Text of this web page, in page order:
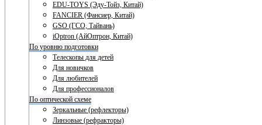
EDU-TOYS (Эду-Тойз, Китай)
FANCIER (Фансиер, Китай)
GSO (ГСО, Тайвань)
iOptron (АйОптрон, Китай)
По уровню подготовки
Телескопы для детей
Для новичков
Для любителей
Для профессионалов
По оптической схеме
Зеркальные (рефлекторы)
Линзовые (рефракторы)